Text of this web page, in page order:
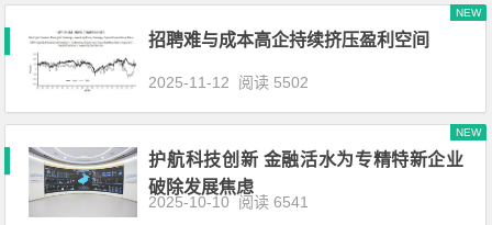
招聘难与成本高企持续挤压盈利空间
NEW
2025-11-12 阅读 5502
护航科技创新 金融活水为专精特新企业
破除发展焦虑
NEW
2025-10-10 阅读 6541